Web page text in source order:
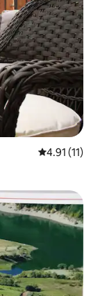
レビュー11
4.91 (11)